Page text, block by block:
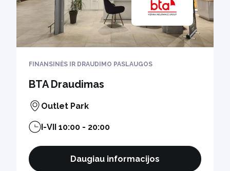
FINANSINĖS IR DRAUDIMO PASLAUGOS
BTA Draudimas
Outlet Park
I-VII 10:00 - 20:00
Daugiau informacijos